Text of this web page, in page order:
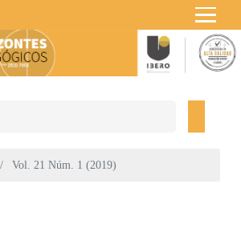
Vol. 21 Núm. 1 (2019)